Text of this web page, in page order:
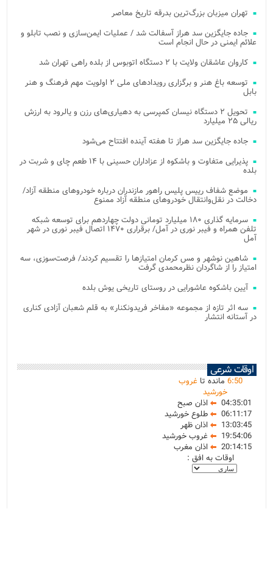
تهران میزبان بزرگ‌ترین بدرقه تاریخ معاصر
جاده جایگزین سد هراز آسفالت شد / عملیات ایمن‌سازی و نصب تابلو و
علائم ایمنی در حال انجام است
کاروان عاشقان ولایت با ۲ دستگاه اتوبوس از بلده راهی تهران شد
توسعه باغ هنر و برگزاری رویدادهای ملی ۲ اولویت مهم فرهنگ و هنر
بابل
تحویل ۲ دستگاه نیسان کمپرسی به دهیاری‌های رزن و یالرود به ارزش
ریالی ۲۵ میلیارد
جاده جایگزین سد هراز تا هفته آینده افتتاح می‌شود
پذیرایی متفاوت و باشکوه از عزاداران حسینی با ۱۴ طعم چای و شربت در
بلده
موضع شفاف رییس پلیس راهور مازندران درباره خودروهای منطقه آزاد/
دخالت در نقل‌وانتقال خودروهای منطقه آزاد ممنوع
سرمایه گذاری ۱۸۰ میلیارد تومانی دولت چهاردهم برای توسعه شبکه
تلفن همراه و فیبر نوری در آمل/ برقراری ۱۴۷۰ اتصال فیبر نوری در شهر
آمل
شاهین نوشهر و مس کرمان امتیازها را تقسیم کردند/ فرصت‌سوزی، سه
امتیاز را از شاگردان نظرمحمدی گرفت
آیین باشکوه عاشورایی در روستای تاریخی یوش بلده
سه اثر تازه از مجموعه «مفاخر فریدونکنار» به قلم شعبان آزادی کناری
در آستانه انتشار
اوقات شرعی
6:50 مانده تاغروب
خورشید
04:35:01
اذان صبح
06:11:17
طلوع خورشید
13:03:45
اذان ظهر
19:54:06
غروب خورشید
20:14:15
اذان مغرب
اوقات به افق :